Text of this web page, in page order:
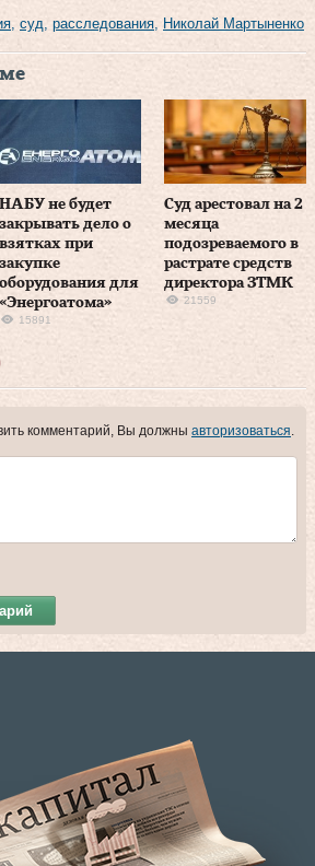
суд расследования Николай Мартыненко
НАБУ не будет
закрывать дело о
взятках при
закупке
оборудования для
«Энергоатома»
15891
Суд арестовал на 2
месяца
подозреваемого в
растрате средств
директора ЗТМК
21559
комментарий, Вы должны авторизоваться.